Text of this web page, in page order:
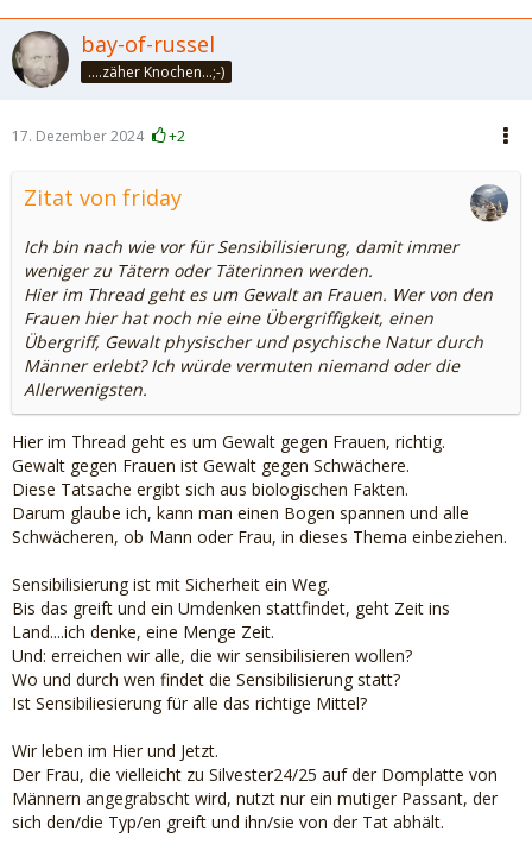
bay-of-russel
....zäher Knochen...;-)
17. Dezember 2024 +2
Zitat von friday
Ich bin nach wie vor für Sensibilisierung, damit immer
weniger zu Tätern oder Täterinnen werden.
Hier im Thread geht es um Gewalt an Frauen. Wer von den
Frauen hier hat noch nie eine Übergriffigkeit, einen
Übergriff, Gewalt physischer und psychische Natur durch
Männer erlebt? Ich würde vermuten niemand oder die
Allerwenigsten.
Hier im Thread geht es um Gewalt gegen Frauen, richtig.
Gewalt gegen Frauen ist Gewalt gegen Schwächere.
Diese Tatsache ergibt sich aus biologischen Fakten.
Darum glaube ich, kann man einen Bogen spannen und alle
Schwächeren, ob Mann oder Frau, in dieses Thema einbeziehen.
Sensibilisierung ist mit Sicherheit ein Weg.
Bis das greift und ein Umdenken stattfindet, geht Zeit ins
Land....ich denke, eine Menge Zeit.
Und: erreichen wir alle, die wir sensibilisieren wollen?
Wo und durch wen findet die Sensibilisierung statt?
Ist Sensibiliesierung für alle das richtige Mittel?
Wir leben im Hier und Jetzt.
Der Frau, die vielleicht zu Silvester24/25 auf der Domplatte von
Männern angegrabscht wird, nutzt nur ein mutiger Passant, der
sich den/die Typ/en greift und ihn/sie von der Tat abhält.